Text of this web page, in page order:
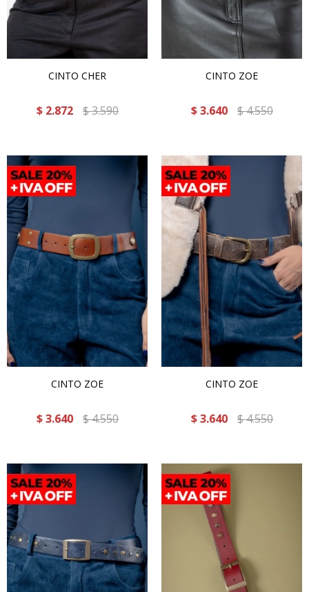
CINTO CHER
$ 2.872 $3.590
CINTO ZOE
$ 3.640 $4.550
CINTO ZOE
$ 3.640 $4.550
CINTO ZOE
$ 3.640 $4.550